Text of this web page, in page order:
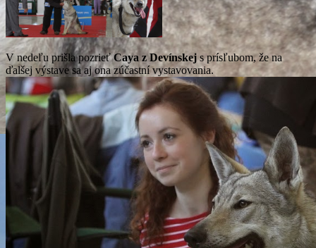
V nedeľu prišla pozrieťCaya z Devínskejs prísľubom, že na
ďalšej výstave sa aj ona zúčastní vystavovania.